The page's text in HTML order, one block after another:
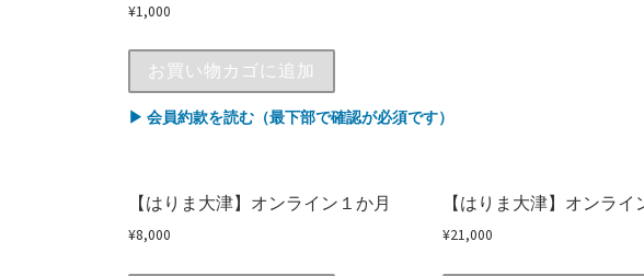
¥1,000
お買い物カゴに追加
▶ 会員約款を読む（最下部で確認が必須です）
【はりま大津】オンライン１か月
¥8,000
【はりま大津】オンライ
¥21,000